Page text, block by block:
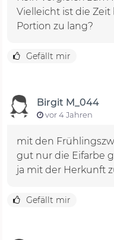
Vielleicht ist die Zeit
Portion zu lang?
Gefällt mir
Birgit M_044
vor 4 Jahren
mit den
gut nur die Eifarbe
ja mit der Herkunft
Gefällt mir